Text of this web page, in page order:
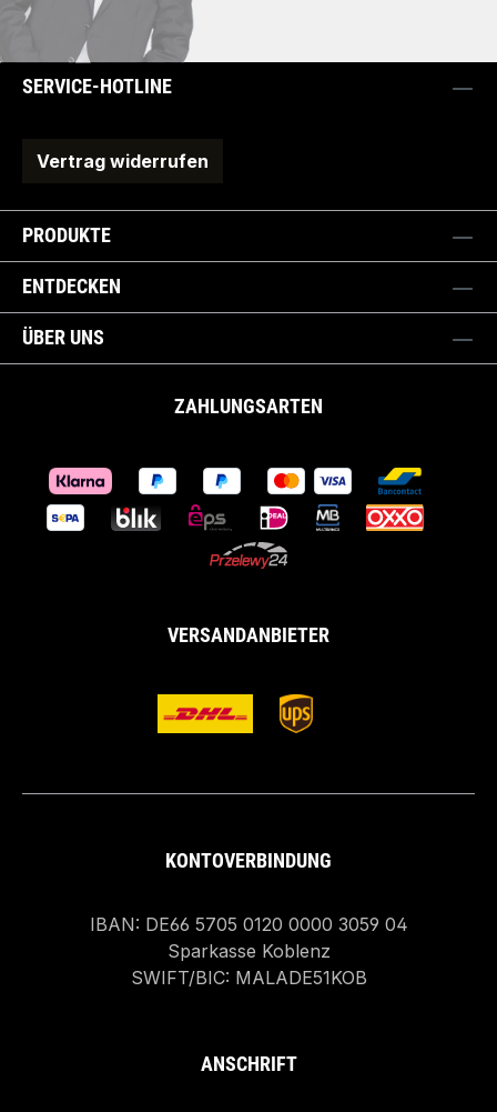
SERVICE-HOTLINE
Vertrag widerrufen
PRODUKTE
ENTDECKEN
ÜBER UNS
ZAHLUNGSARTEN
VERSANDANBIETER
KONTOVERBINDUNG
IBAN: DE66 5705 0120 0000 3059 04
Sparkasse Koblenz
SWIFT/BIC: MALADE51KOB
ANSCHRIFT